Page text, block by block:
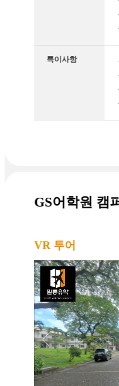
특이사항
GS어학원 캠
VR 투어